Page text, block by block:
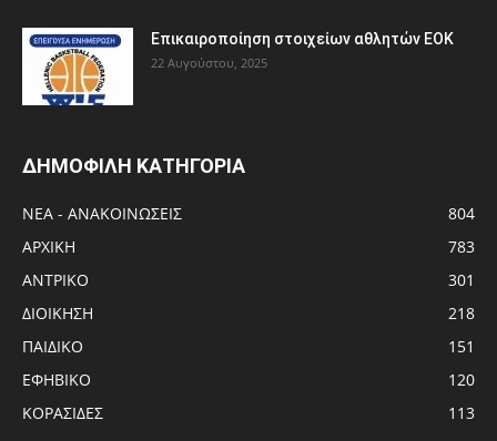
Eπικαιροποίηση στοιχείων αθλητών ΕΟΚ
22 Αυγούστου, 2025
ΔΗΜΟΦΙΛΗ ΚΑΤΗΓΟΡΙΑ
ΝΕΑ - ΑΝΑΚΟΙΝΩΣΕΙΣ
804
ΑΡΧΙΚΗ
783
ΑΝTΡΙΚΟ
301
ΔΙΟΙΚΗΣΗ
218
ΠΑΙΔΙΚΟ
151
ΕΦΗΒΙΚΟ
120
ΚΟΡΑΣΙΔΕΣ
113